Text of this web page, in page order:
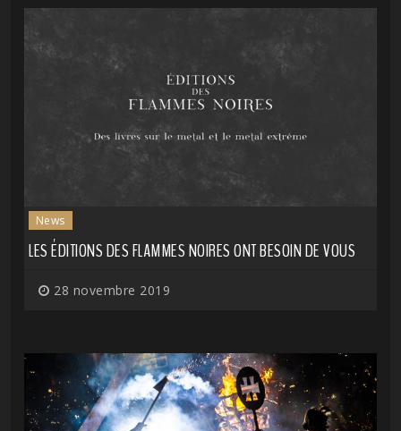
News
LES ÉDITIONS DES FLAMMES NOIRES ONT BESOIN DE VOUS
28 novembre 2019